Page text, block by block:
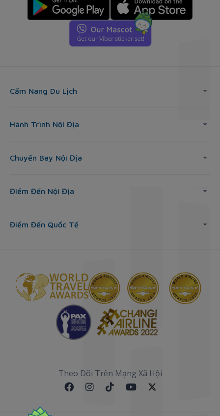
Cẩm Nang Du Lịch
Hành Trình Nội Địa
Chuyến Bay Nội Địa
Điểm Đến Nội Địa
Điểm Đến Quốc Tế
Theo Dõi Trên Mạng Xã Hội